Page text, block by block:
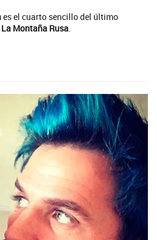
es el cuarto sencillo del último
La Montaña Rusa.